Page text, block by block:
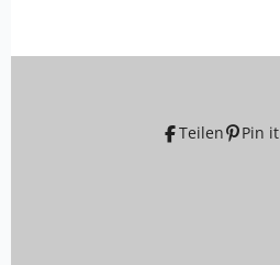
Teilen Pin it